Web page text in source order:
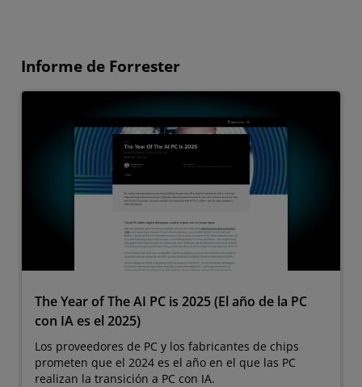
Informe de Forrester
The Year of The AI PC is 2025 (El año de la PC
con IA es el 2025)
Los proveedores de PC y los fabricantes de chips
prometen que el 2024 es el año en el que las PC
realizan la transición a PC con IA.